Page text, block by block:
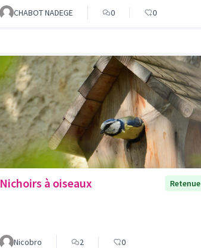
CHABOT NADEGE 0 0
Nichoirs à oiseaux Retenue
Nicobro 2 0